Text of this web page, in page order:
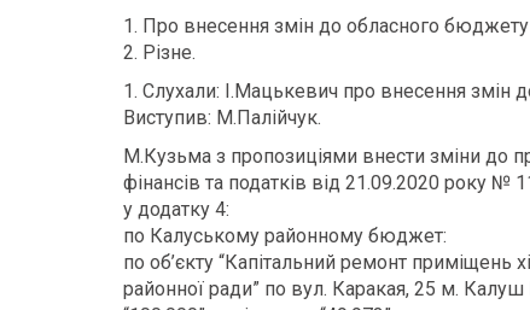
1. Про внесення змін до обласного бюджету
2. Різне.
1. Слухали: І.Мацькевич про внесення змін
Виступив: М.Палійчук.
М.Кузьма з пропозиціями внести зміни до
фінансів та податків від 21.09.2020 року №
у додатку 4:
по Калуському районному бюджет:
по об’єкту “Капітальний ремонт приміщень
районної ради” по вул. Каракая, 25 м. Калуш